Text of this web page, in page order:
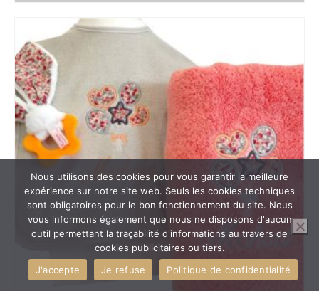
Nous utilisons des cookies pour vous garantir la meilleure
expérience sur notre site web. Seuls les cookies techniques
sont obligatoires pour le bon fonctionnement du site. Nous
vous informons également que nous ne disposons d'aucun
outil permettant la traçabilité d'informations au travers de
cookies publicitaires ou tiers.
J'accepte
Je refuse Politique de confidentialité